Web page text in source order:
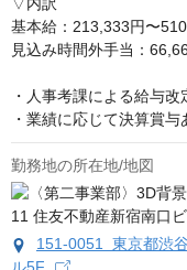
▽内訳
基本給：213,333円〜
見込み時間外手当：
・人事考課による給与改
・業績に応じて決算賞与
勤務地の所在地/地図
151-0051 東京都渋